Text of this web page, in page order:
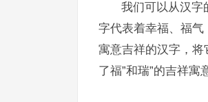
我们可以从汉字
字代表着幸福、福气
寓意吉祥的汉字，将
了福”和瑞”的吉祥寓